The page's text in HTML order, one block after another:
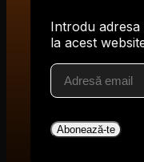
Introdu
la acest
Adresă
email
Abonează-te